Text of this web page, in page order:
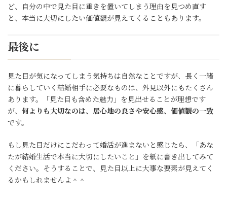
ど、自分の中で見た目に重きを置いてしまう理由を見つめ直す
と、本当に大切にしたい価値観が見えてくることもあります。
最後に
見た目が気になってしまう気持ちは自然なことですが、長く一緒
に暮らしていく結婚相手に必要なものは、外見以外にもたくさん
あります。「見た目も含めた魅力」を見出せることが理想です
が、 何よりも大切なのは、居心地の良さや安心感、価値観の一致
です。
もし見た目だけにこだわって婚活が進まないと感じたら、「あな
たが結婚生活で本当に大切にしたいこと」を紙に書き出してみて
ください。そうすることで、見た目以上に大事な要素が見えてく
るかもしれませんよ＾＾